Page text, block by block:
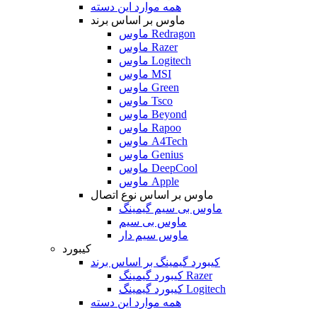
همه موارد این دسته
ماوس بر اساس برند
ماوس Redragon
ماوس Razer
ماوس Logitech
ماوس MSI
ماوس Green
ماوس Tsco
ماوس Beyond
ماوس Rapoo
ماوس A4Tech
ماوس Genius
ماوس DeepCool
ماوس Apple
ماوس بر اساس نوع اتصال
ماوس بی سیم گیمینگ
ماوس بی سیم
ماوس سیم دار
کیبورد
کیبورد گیمینگ بر اساس برند
کیبورد گیمینگ Razer
کیبورد گیمینگ Logitech
همه موارد این دسته